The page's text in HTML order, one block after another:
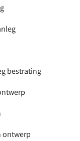
bestrating
ontwerp